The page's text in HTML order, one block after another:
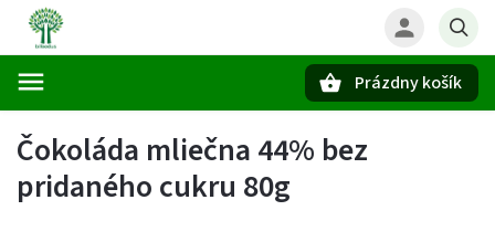
Prázdny košík
Čokoláda mliečna 44% bez
pridaného cukru 80g